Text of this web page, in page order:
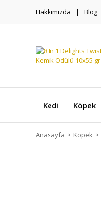
Hakkımızda Blog
Kedi Köpek
Anasayfa Köpek